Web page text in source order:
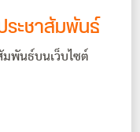
ะชาสัมพันธ์
มพันธ์บนเว็บไซต์